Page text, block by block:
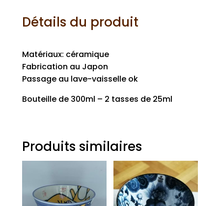
Détails du produit
Matériaux: céramique
Fabrication au Japon
Passage au lave-vaisselle ok
Bouteille de 300ml – 2 tasses de 25ml
Produits similaires